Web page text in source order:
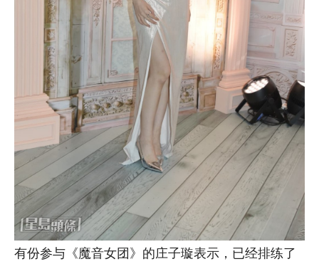
有份参与《魔音女团》的庄子璇表示，已经排练了